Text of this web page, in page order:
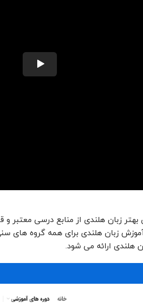
زبان هلندی از منابع درسی معتبر
آموزش زبان هلندی برای همه گروه
هلندی ارائه می شود.